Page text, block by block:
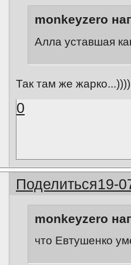
monkeyzero
Алла уставшая
Так там же жарко...))))
0
Поделиться19-
monkeyzero
что Евтушенко